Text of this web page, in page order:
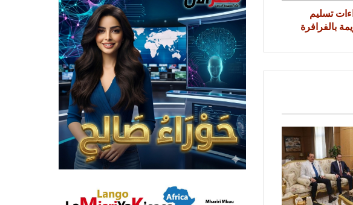
تسليم
بالفرافرة